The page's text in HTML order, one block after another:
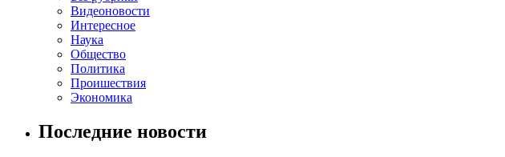
Видеоновости
Интересное
Наука
Общество
Политика
Проишествия
Экономика
Последние новости